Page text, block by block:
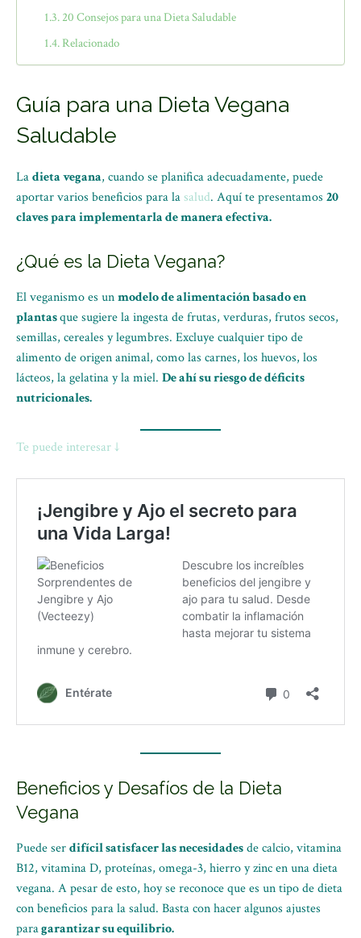
20 Consejos para una Dieta Saludable
Relacionado
Guía para una Dieta Vegana
Saludable
Ladieta vegana, cuando se planifica adecuadamente, puede
aportar varios beneficios para la salud. Aquí te presentamos 20
claves para implementarla de manera efectiva.
¿Qué es la Dieta Vegana?
El veganismo es unmodelo de alimentación basado en
plantasque sugiere la ingesta de frutas, verduras, frutos secos,
semillas, cereales y legumbres. Excluye cualquier tipo de
alimento de origen animal, como las carnes, los huevos, los
lácteos, la gelatina y la miel. De ahí su riesgo de déficits
nutricionales.
Te puede interesar ↓
Beneficios y Desafíos de la Dieta
Vegana
Puede serdifícil satisfacer las necesidadesde calcio, vitamina
B12, vitamina D, proteínas, omega-3, hierro y zinc en una dieta
vegana. A pesar de esto, hoy se reconoce que es un tipo de dieta
con beneficios para la salud. Basta con hacer algunos ajustes
paragarantizar su equilibrio.